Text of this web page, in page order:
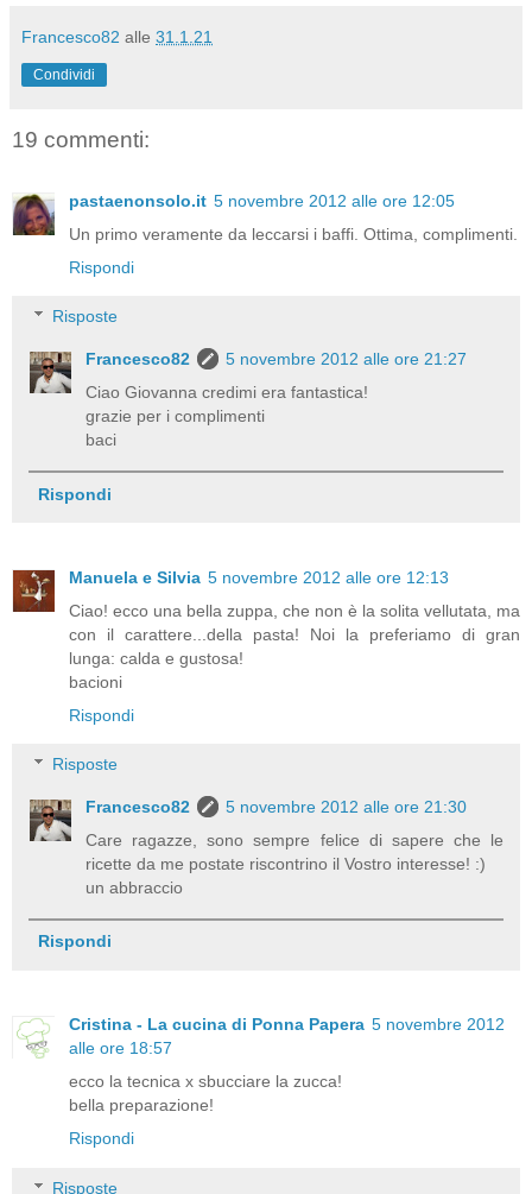
Francesco82 alle 31.1.21
Condividi
19 commenti:
pastaenonsolo.it 5 novembre 2012 alle ore 12:05
Un primo veramente da leccarsi i baffi. Ottima, complimenti.
Rispondi
Risposte
Francesco82
5 novembre 2012 alle ore 21:27
Ciao Giovanna credimi era fantastica!
grazie per i complimenti
baci
Rispondi
Manuela e Silvia 5 novembre 2012 alle ore 12:13
Ciao! ecco una bella zuppa, che non è la solita vellutata, ma
con il carattere...della pasta! Noi la preferiamo di gran
lunga: calda e gustosa!
bacioni
Rispondi
Risposte
Francesco82
5 novembre 2012 alle ore 21:30
Care ragazze, sono sempre felice di sapere che le
ricette da me postate riscontrino il Vostro interesse! :)
un abbraccio
Rispondi
Cristina - La cucina di Ponna Papera 5 novembre 2012
alle ore 18:57
ecco la tecnica x sbucciare la zucca!
bella preparazione!
Rispondi
Risposte